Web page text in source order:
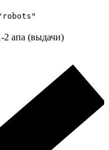
2 апа (выдачи)